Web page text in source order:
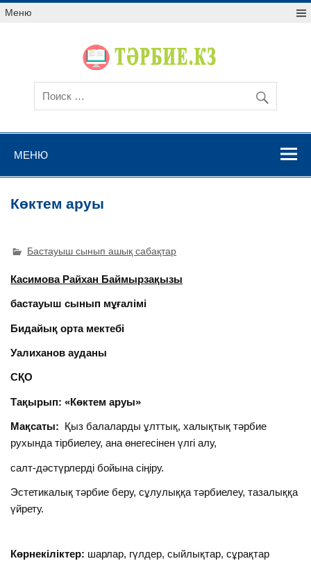
Меню
МЕНЮ
Көктем аруы
Бастауыш сынып ашық сабақтар
Касимова Райхан Баймырзақызы
бастауыш сынып мұғалімі
Бидайық орта мектебі
Уалиханов ауданы
СҚО
Тақырып: «Көктем аруы»
Мақсаты: Қыз балаларды ұлттық, халықтық тәрбие
рухында тірбиелеу, ана өнегесінен үлгі алу,
салт-дәстүрлерді бойына сіңіру.
Эстетикалық тәрбие беру, сұлулыққа тәрбиелеу, тазалыққа
үйрету.
Көрнекіліктер: шарлар, гүлдер, сыйлықтар, сұрақтар